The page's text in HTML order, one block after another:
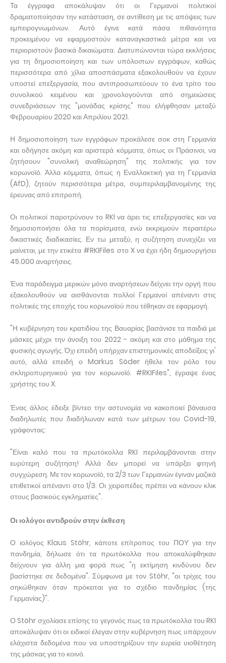
Τα έγγραφα αποκάλυψαν ότι οι Γερμανοί πολιτικοί
δραματοποίησαν την κατάσταση, σε αντίθεση με τις απόψεις των
εμπειρογνωμόνων. Αυτό έγινε κατά πάσα πιθανότητα
προκειμένου να εφαρμοστούν καταναγκαστικά μέτρα και να
περιοριστούν βασικά δικαιώματα. Διατυπώνονται τώρα εκκλήσεις
για τη δημοσιοποίηση και των υπόλοιπων εγγράφων, καθώς
περισσότερα από χίλια αποσπάσματα εξακολουθούν να έχουν
υποστεί επεξεργασία, που αντιπροσωπεύουν το ένα τρίτο του
συνολικού κειμένου και χρονολογούνται από σημειώσεις
συνεδριάσεων της "μονάδας κρίσης" που ελήφθησαν μεταξύ
Φεβρουαρίου 2020 και Απριλίου 2021.
Η δημοσιοποίηση των εγγράφων προκάλεσε σοκ στη Γερμανία
και οδήγησε ακόμη και αριστερά κόμματα, όπως οι Πράσινοι, να
ζητήσουν "συνολική αναθεώρηση" της πολιτικής για τον
κορωνοϊό. Άλλα κόμματα, όπως η Εναλλακτική για τη Γερμανία
(AfD), ζητούν περισσότερα μέτρα, συμπεριλαμβανομένης της
έρευνας από επιτροπή.
Οι πολιτικοί παροτρύνουν το RKI να άρει τις επεξεργασίες και να
δημοσιοποιήσει όλα τα πορίσματα, ενώ εκκρεμούν περαιτέρω
δικαστικές διαδικασίες. Εν τω μεταξύ, η συζήτηση συνεχίζει να
μαίνεται, με την ετικέτα #RKIFiles στο X να έχει ήδη δημιουργήσει
45.000 αναρτήσεις.
Ένα παράδειγμα μερικών μόνο αναρτήσεων δείχνει την οργή που
εξακολουθούν να αισθάνονται πολλοί Γερμανοί απέναντι στις
πολιτικές της εποχής του κορωνοϊού που τέθηκαν σε εφαρμογή.
"Η κυβέρνηση του κρατιδίου της Βαυαρίας βασάνισε τα παιδιά με
μάσκες μέχρι την άνοιξη του 2022 - ακόμη και στο μάθημα της
φυσικής αγωγής. Όχι επειδή υπήρχαν επιστημονικές αποδείξεις γι'
αυτό, αλλά επειδή ο Markus Söder ήθελε τον ρόλο του
σκληροπυρηνικού για τον κορωνοϊό. #RKIFiles", έγραψε ένας
χρήστης του X.
Ένας άλλος έδειξε βίντεο την αστυνομία να κακοποιεί βάναυσα
διαδηλωτές που διαδήλωναν κατά των μέτρων του Covid-19,
γράφοντας:
"Είναι καλό που τα πρωτόκολλα RKI περιλαμβάνονται στην
ευρύτερη συζήτηση! Αλλά δεν μπορεί να υπάρξει φτηνή
συγχώρεση. Με τον κορωνοϊό, τα 2/3 των Γερμανών έγιναν μαζικά
επιθετικοί απέναντι στο 1/3. Οι χειροπέδες πρέπει να κάνουν κλικ
στους βασικούς εγκληματίες".
Οι ιολόγοι αντιδρούν στην έκθεση
Ο ιολόγος Klaus Stöhr, κάποτε επίτροπος του ΠΟΥ για την
πανδημία, δήλωσε ότι τα πρωτόκολλα που αποκαλύφθηκαν
δείχνουν για άλλη μια φορά πως "η εκτίμηση κινδύνου δεν
βασίστηκε σε δεδομένα". Σύμφωνα με τον Stöhr, "οι τρίχες του
σηκώθηκαν όταν πρόκειται για το σχέδιο πανδημίας (της
Γερμανίας)".
Ο Stöhr σχολίασε επίσης το γεγονός πως τα πρωτόκολλα του RKI
αποκάλυψαν ότι οι ειδικοί έλεγαν στην κυβέρνηση πως υπάρχουν
ελάχιστα δεδομένα που να υποστηρίζουν την ευρεία υιοθέτηση
της μάσκας για το κοινό.